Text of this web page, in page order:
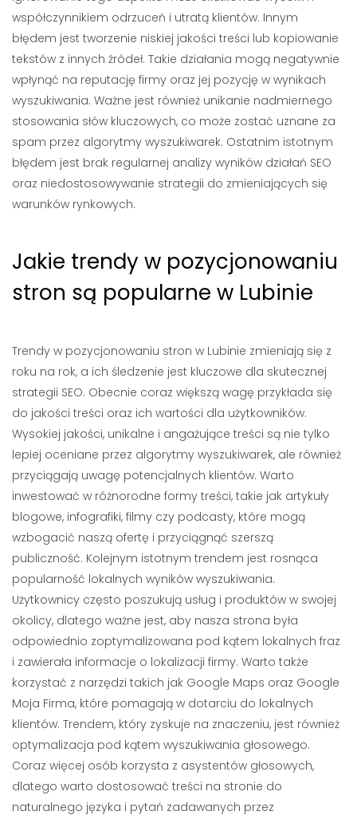
współczynnikiem odrzuceń i utratą klientów. Innym
błędem jest tworzenie niskiej jakości treści lub kopiowanie
tekstów z innych źródeł. Takie działania mogą negatywnie
wpłynąć na reputację firmy oraz jej pozycję w wynikach
wyszukiwania. Ważne jest również unikanie nadmiernego
stosowania słów kluczowych, co może zostać uznane za
spam przez algorytmy wyszukiwarek. Ostatnim istotnym
błędem jest brak regularnej analizy wyników działań SEO
oraz niedostosowywanie strategii do zmieniających się
warunków rynkowych.
Jakie trendy w pozycjonowaniu
stron są popularne w Lubinie
Trendy w pozycjonowaniu stron w Lubinie zmieniają się z
roku na rok, a ich śledzenie jest kluczowe dla skutecznej
strategii SEO. Obecnie coraz większą wagę przykłada się
do jakości treści oraz ich wartości dla użytkowników.
Wysokiej jakości, unikalne i angażujące treści są nie tylko
lepiej oceniane przez algorytmy wyszukiwarek, ale również
przyciągają uwagę potencjalnych klientów. Warto
inwestować w różnorodne formy treści, takie jak artykuły
blogowe, infografiki, filmy czy podcasty, które mogą
wzbogacić naszą ofertę i przyciągnąć szerszą
publiczność. Kolejnym istotnym trendem jest rosnąca
popularność lokalnych wyników wyszukiwania.
Użytkownicy często poszukują usług i produktów w swojej
okolicy, dlatego ważne jest, aby nasza strona była
odpowiednio zoptymalizowana pod kątem lokalnych fraz
i zawierała informacje o lokalizacji firmy. Warto także
korzystać z narzędzi takich jak Google Maps oraz Google
Moja Firma, które pomagają w dotarciu do lokalnych
klientów. Trendem, który zyskuje na znaczeniu, jest również
optymalizacja pod kątem wyszukiwania głosowego.
Coraz więcej osób korzysta z asystentów głosowych,
dlatego warto dostosować treści na stronie do
naturalnego języka i pytań zadawanych przez